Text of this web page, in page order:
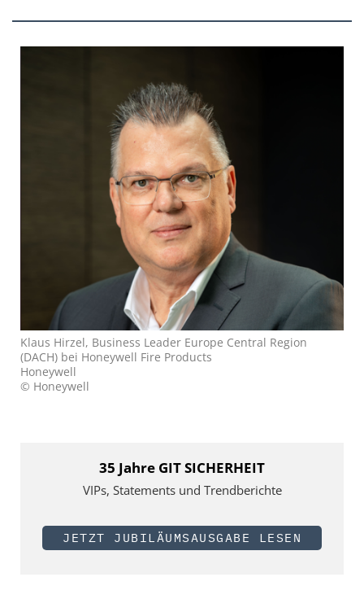
Klaus Hirzel, Business Leader Europe Central Region
(DACH) bei Honeywell Fire Products
Honeywell
© Honeywell
35 Jahre GIT SICHERHEIT
VIPs, Statements und Trendberichte
JETZT JUBILÄUMSAUSGABE LESEN